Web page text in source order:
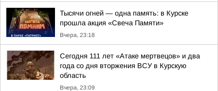
Тысячи огней — одна память: в Курске
прошла акция «Свеча Памяти»
Вчера, 23:18
Сегодня 111 лет «Атаке мертвецов» и два
года со дня вторжения ВСУ в Курскую
область
Вчера, 23:09